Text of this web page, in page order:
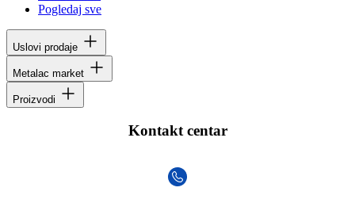
Pogledaj sve
Uslovi prodaje
Metalac market
Proizvodi
Kontakt centar